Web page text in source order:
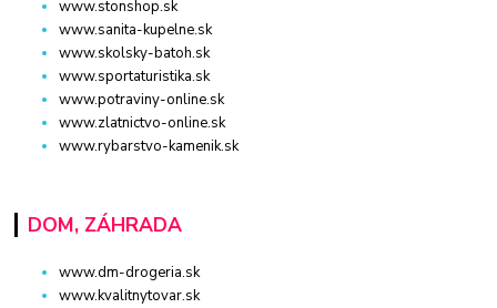
www.stonshop.sk
www.sanita-kupelne.sk
www.skolsky-batoh.sk
www.sportaturistika.sk
www.potraviny-online.sk
www.zlatnictvo-online.sk
www.rybarstvo-kamenik.sk
DOM, ZÁHRADA
www.dm-drogeria.sk
www.kvalitnytovar.sk